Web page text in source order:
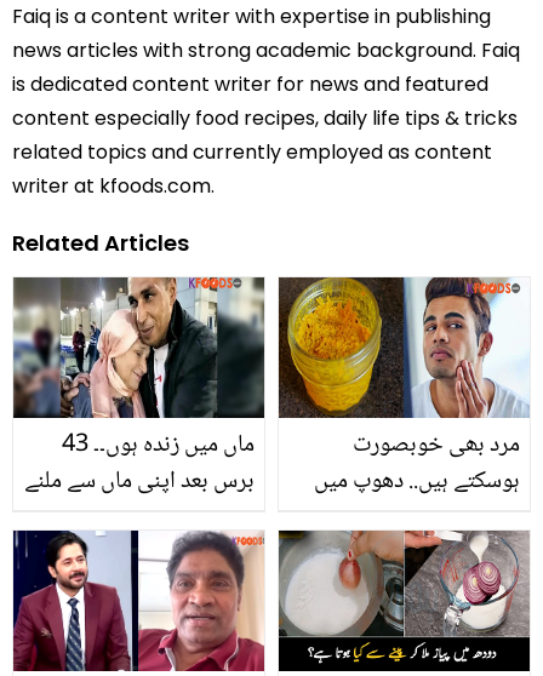
Faiq is a content writer with expertise in publishing
news articles with strong academic background. Faiq
is dedicated content writer for news and featured
content especially food recipes, daily life tips & tricks
related topics and currently employed as content
writer at kfoods.com.
Related Articles
ماں میں زندہ ہوں۔۔ 43
برس بعد اپنی ماں سے ملنے
واقعہ جس نے سب کو
جذباتی کردیا
مرد بھی خوبصورت
ہوسکتے ہیں.. دھوپ میں
یہ سستی کریمیں خود بنا
کر آزمائیں